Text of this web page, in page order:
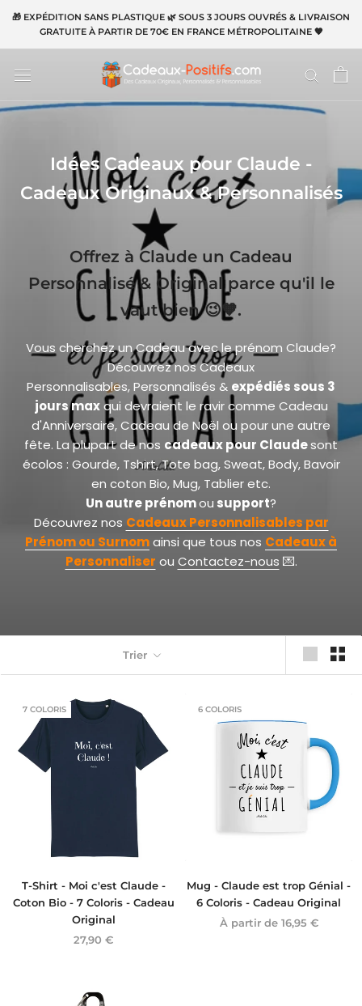
Aller
contenu
🎁 EXPÉDITION SANS PLASTIQUE 🌿 SOUS 3 JOURS OUVRÉS & LIVRAISON
GRATUITE À PARTIR DE 70€ EN FRANCE MÉTROPOLITAINE 🧡
Idées Cadeaux pour Claude -
Cadeaux Originaux & Personnalisés
Offrez à Claude un Cadeau
Personnalisé & Original parce qu'il le
vaut bien 😉🧡.
Vous cherchez un Cadeau avec le prénom Claude?
Découvrez nos Cadeaux
Personnalisables, Personnalisés & expédiés sous 3
jours maxqui devraient le ravir comme Cadeau
d'Anniversaire, Cadeau de Noël ou pour une autre
fête. La plupart de nos cadeaux pour Claudesont
écolos : Gourde, Tshirt, Tote bag, Sweat, Body, Bavoir
en coton Bio, Mug, Tablier etc.
Un autre prénomou support?
Découvrez nos Cadeaux Personnalisables par
Prénomou Surnomainsi que tous nos Cadeaux à
Personnaliser ou Contactez-nous 💌.
Trier
7 COLORIS
T-Shirt - Moi c'est Claude -
Coton Bio - 7 Coloris - Cadeau
Original
27,90 €
6 COLORIS
Mug - Claude est trop Génial -
6 Coloris - Cadeau Original
À partir de 16,95 €